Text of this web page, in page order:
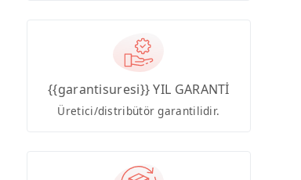
{{garantisuresi}} YIL GARANTİ
Üretici/distribütör garantilidir.